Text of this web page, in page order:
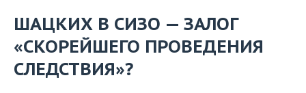
ШАЦКИХ В СИЗО — ЗАЛОГ
«СКОРЕЙШЕГО ПРОВЕДЕНИЯ
СЛЕДСТВИЯ»?